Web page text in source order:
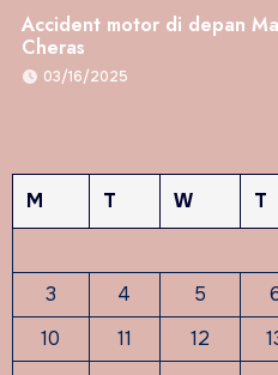
Accident motor di depan
Cheras
03/16/2025
M T W T
3
4 5
10
11 12